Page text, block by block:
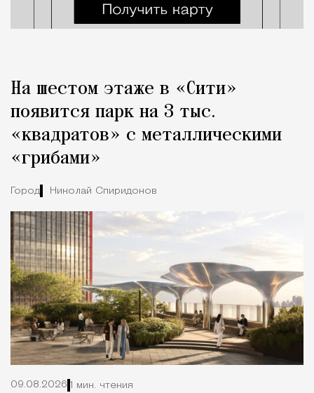
На шестом этаже в «Сити»
появится парк на 3 тыс.
«квадратов» с металлическими
«грибами»
Город Николай Спиридонов
09.08.2026 1 мин. чтения